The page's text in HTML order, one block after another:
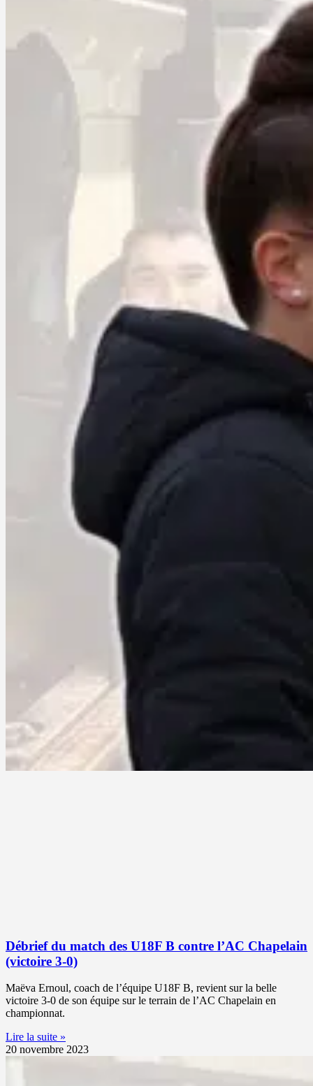
Débrief du match des U18F B contre l’AC Chapelain
(victoire 3-0)
Maëva Ernoul, coach de l’équipe U18F B, revient sur la belle
victoire 3-0 de son équipe sur le terrain de l’AC Chapelain en
championnat.
Lire la suite »
20 novembre 2023